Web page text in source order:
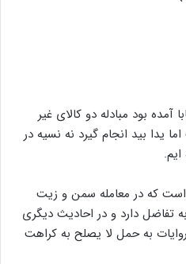
آمده بود مبادله دو کالای غیر
یدا بید انجام گیرد نه نسیه در
است که در معامله سمن و زیت
تفاضل دارد و در احادیث دیگری
به حمل لا یصلح به کراهت